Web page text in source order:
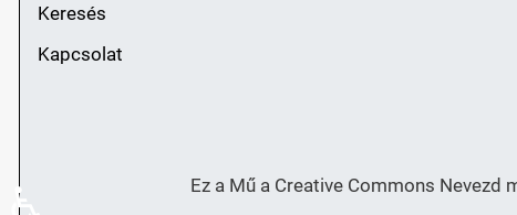
Keresés
Kapcsolat
Ez a Mű a Creative Commons Nevezd